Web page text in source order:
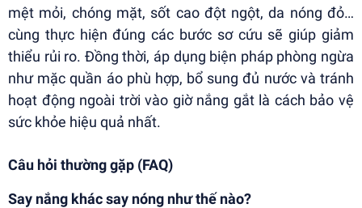
mệt mỏi, chóng mặt, sốt cao đột ngột, da nóng đỏ…
cùng thực hiện đúng các bước sơ cứu sẽ giúp giảm
thiểu rủi ro. Đồng thời, áp dụng biện pháp phòng ngừa
như mặc quần áo phù hợp, bổ sung đủ nước và tránh
hoạt động ngoài trời vào giờ nắng gắt là cách bảo vệ
sức khỏe hiệu quả nhất.
Câu hỏi thường gặp (FAQ)
Say nắng khác say nóng như thế nào?